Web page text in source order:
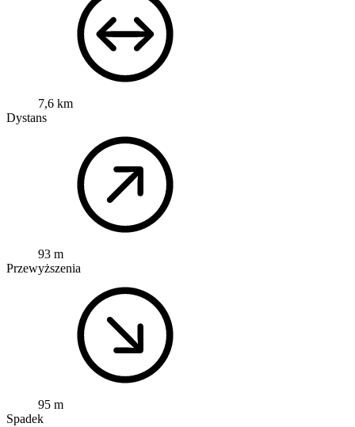
7,6 km
Dystans
93 m
Przewyższenia
95 m
Spadek